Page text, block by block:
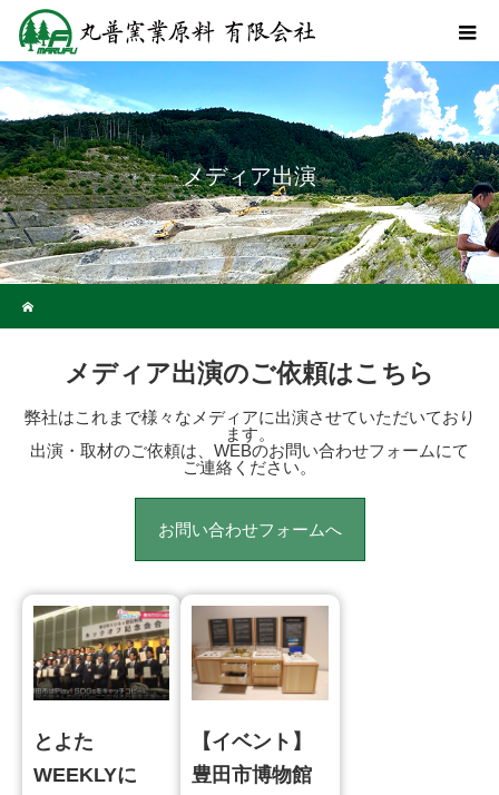
メディア出演
メディア出演のご依頼はこちら
弊社はこれまで様々なメディアに出演させていただいており
ます。
出演・取材のご依頼は、WEBのお問い合わせフォームにて
ご連絡ください。
お問い合わせフォームへ
とよた
WEEKLYに
【イベント】
豊田市博物館